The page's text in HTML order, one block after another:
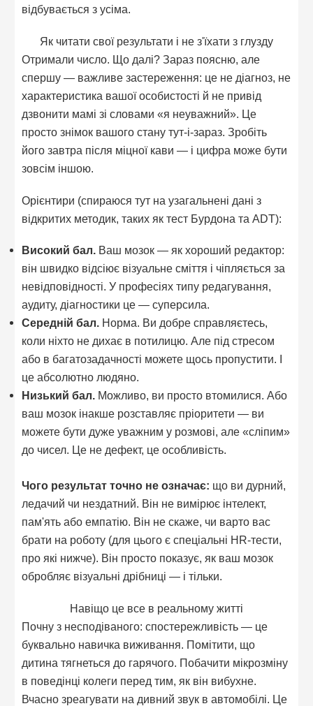
відбувається з усіма.
Як читати свої результати і не з'їхати з глузду
Отримали число. Що далі? Зараз поясню, але
спершу — важливе застереження: це не діагноз, не
характеристика вашої особистості й не привід
дзвонити мамі зі словами «я неуважний». Це
просто знімок вашого стану тут-i-зараз. Зробіть
його завтра після міцної кави — і цифра може бути
зовсім іншою.
Орієнтири (спираюся тут на узагальнені дані з
відкритих методик, таких як тест Бурдона та ADT):
Високий бал. Ваш мозок — як хороший редактор:
він швидко відсіює візуальне сміття і чіпляється за
невідповідності. У професіях типу редагування,
аудиту, діагностики це — суперсила.
Середній бал. Норма. Ви добре справляєтесь,
коли ніхто не дихає в потилицю. Але під стресом
або в багатозадачності можете щось пропустити. І
це абсолютно людяно.
Низький бал. Можливо, ви просто втомилися. Або
ваш мозок інакше розставляє пріоритети — ви
можете бути дуже уважним у розмові, але «сліпим»
до чисел. Це не дефект, це особливість.
Чого результат точно не означає: що ви дурний,
ледачий чи нездатний. Він не вимірює інтелект,
пам'ять або емпатію. Він не скаже, чи варто вас
брати на роботу (для цього є спеціальні HR-тести,
про які нижче). Він просто показує, як ваш мозок
обробляє візуальні дрібниці — і тільки.
Навіщо це все в реальному житті
Почну з несподіваного: спостережливість — це
буквально навичка виживання. Помітити, що
дитина тягнеться до гарячого. Побачити мікрозміну
в поведінці колеги перед тим, як він вибухне.
Вчасно зреагувати на дивний звук в автомобілі. Це